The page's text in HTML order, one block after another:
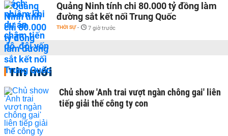
Quảng Ninh tính chi 80.000 tỷ đồng làm
đường sắt kết nối Trung Quốc
THỜI SỰ - 7 giờ trước
Tin mới
Chủ show 'Anh trai vượt ngàn chông gai' liên
tiếp giải thế công ty con